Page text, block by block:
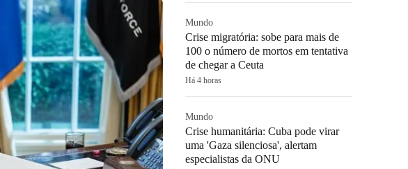
Mundo
Crise migratória: sobe para mais de
100 o número de mortos em tentativa
de chegar a Ceuta
Há 4 horas
Mundo
Crise humanitária: Cuba pode virar
uma 'Gaza silenciosa', alertam
especialistas da ONU